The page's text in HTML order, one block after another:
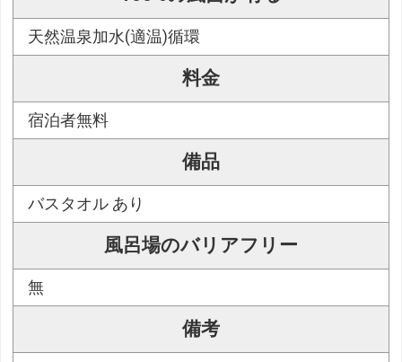
天然温泉加水(適温)循環
料金
宿泊者無料
備品
バスタオル あり
風呂場のバリアフリー
無
備考